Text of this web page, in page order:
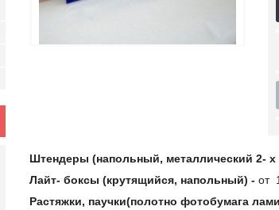
Штендеры (напольный, металлический 2-
Лайт- боксы (крутящийся, напольный) - от
Растяжки, паучки(полотно фотобумага